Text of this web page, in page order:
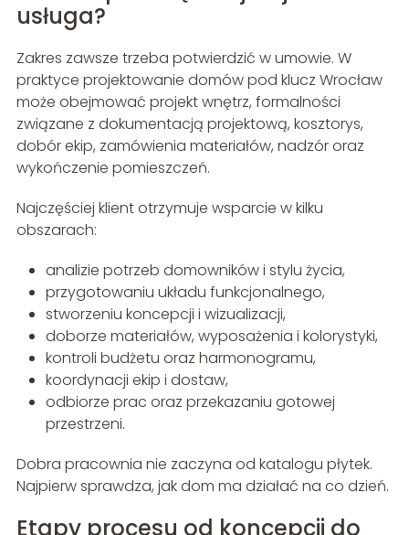
usługa?
Zakres zawsze trzeba potwierdzić w umowie. W
praktyce projektowanie domów pod klucz Wrocław
może obejmować projekt wnętrz, formalności
związane z dokumentacją projektową, kosztorys,
dobór ekip, zamówienia materiałów, nadzór oraz
wykończenie pomieszczeń.
Najczęściej klient otrzymuje wsparcie w kilku
obszarach:
analizie potrzeb domowników i stylu życia,
przygotowaniu układu funkcjonalnego,
stworzeniu koncepcji i wizualizacji,
doborze materiałów, wyposażenia i kolorystyki,
kontroli budżetu oraz harmonogramu,
koordynacji ekip i dostaw,
odbiorze prac oraz przekazaniu gotowej
przestrzeni.
Dobra pracownia nie zaczyna od katalogu płytek.
Najpierw sprawdza, jak dom ma działać na co dzień.
Etapy procesu od koncepcji do